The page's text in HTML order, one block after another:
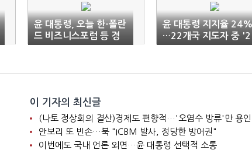
윤 대통령, 오늘 한-폴란
드 비즈니스포럼 등 경
제행사로 순방 마무리
윤 대통령 지지율
…22개국 지도자 중 '2
1위'
이 기자의 최신글
(나토 정상회의 결산)경제도 편향적…'오염수 방류'만 용인
안보리 또 빈손…북 "ICBM 발사, 정당한 방어권"
이번에도 국내 언론 외면…윤 대통령 선택적 소통